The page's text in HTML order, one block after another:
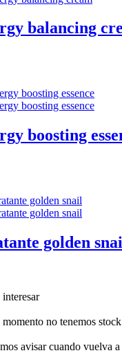
balancing
boosting
golden
no tenemos
avisar cuando vuelva